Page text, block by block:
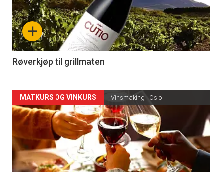
nå
-
4
+
Røverkjøp til grillmaten
Forsiden
akkurat
nå
-
MATKURS OG VINKURS Vinsmaking i Oslo